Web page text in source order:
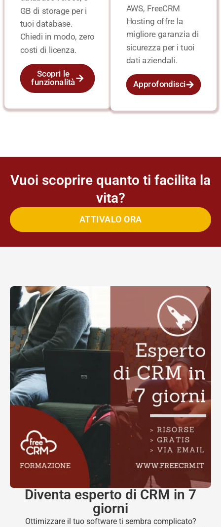
GB di storage per i
tuoi database.
Chiedi in modo, zero
costi di licenza.
Scopri le
funzionalità
AWS, FreeCRM
Hosting offre la
migliore garanzia di
sicurezza per i tuoi
dati aziendali.
Approfondisci
Vuoi scoprire quanto ti facilita la
vita?
ATTIVALO ORA
Diventa esperto di CRM in 7
giorni
Ottimizzare il tuo software ti sembra complicato?